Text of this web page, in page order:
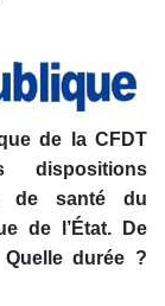
de la CFDT
dispositions
de santé du
de l’État. De
durée ?